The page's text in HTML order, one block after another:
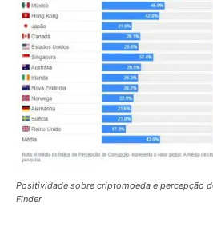
Positividade sobre criptomoeda e percepção
Finder